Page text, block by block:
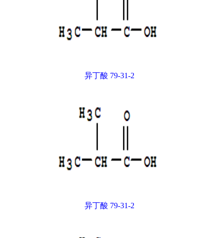
异丁酸 79-31-2
异丁酸 79-31-2